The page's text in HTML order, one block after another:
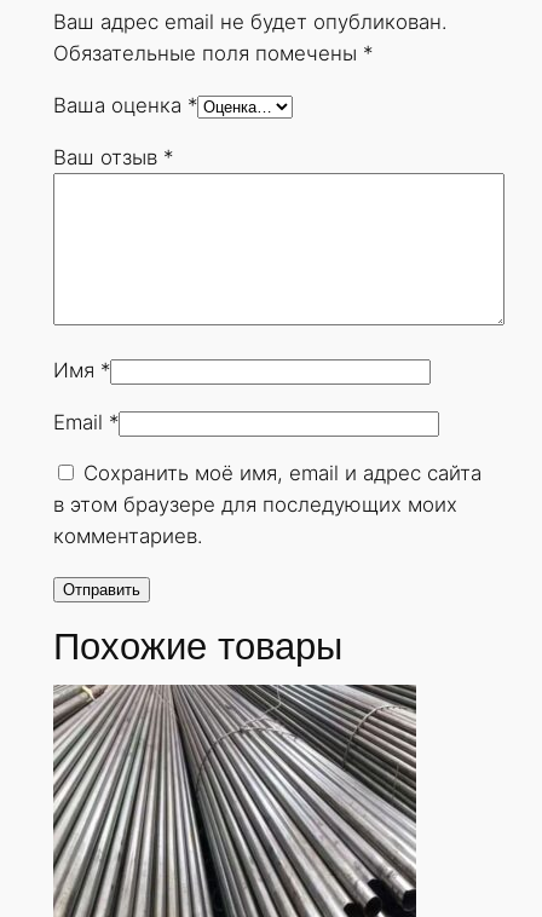
м
и
о
в
а
т
я
у
0
м
.
Г
О
С
Т
8
Ваш адрес email не будет опубликован.
Обязательные поля помечены *
Ваша оценка *
Ваш отзыв *
Имя *
Email *
Сохранить моё имя, email и адрес сайта
в этом браузере для последующих моих
комментариев.
Похожие товары